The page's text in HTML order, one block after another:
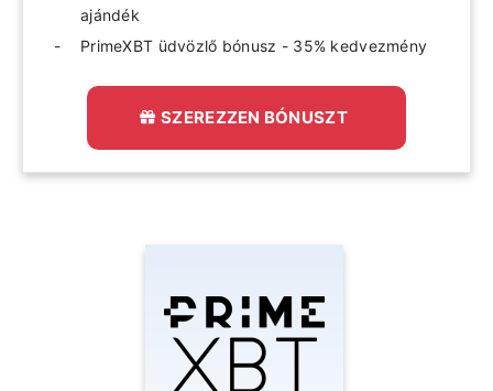
ajándék
PrimeXBT üdvözlő bónusz - 35% kedvezmény
SZEREZZEN BÓNUSZT